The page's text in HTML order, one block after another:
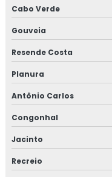
Cabo Verde
Gouveia
Resende Costa
Planura
Antônio Carlos
Congonhal
Jacinto
Recreio